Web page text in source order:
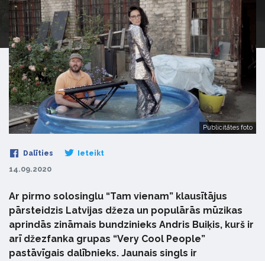
Publicitātes foto
Dalīties Ieteikt
14.09.2020
Ar pirmo solosinglu “Tam vienam” klausītājus
pārsteidzis Latvijas džeza un populārās mūzikas
aprindās zināmais bundzinieks Andris Buiķis, kurš ir
arī džezfanka grupas “Very Cool People”
pastāvīgais dalībnieks. Jaunais singls ir